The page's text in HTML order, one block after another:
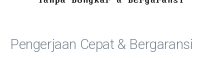
Pengerjaan Cepat & Bergaransi